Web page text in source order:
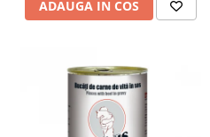
ADAUGA IN COS